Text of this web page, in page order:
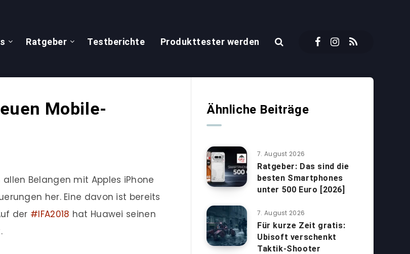
Ratgeber Testberichte Produkttester werden
Mobile-
Belangen mit Apples iPhone
her. Eine davon ist bereits
der #IFA2018 hat Huawei seinen
Ähnliche Beiträge
7. August 2026
Ratgeber: Das sind die
besten Smartphones
unter 500 Euro [2026]
7. August 2026
Für kurze Zeit gratis:
Ubisoft verschenkt
Taktik-Shooter